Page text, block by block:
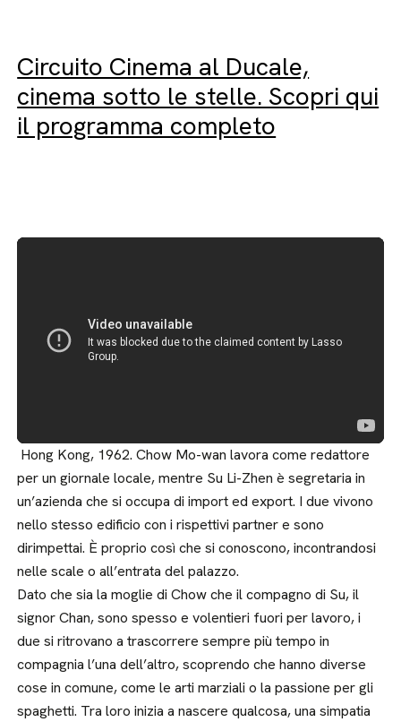
Circuito Cinema al Ducale,
cinema sotto le stelle. Scopri qui
il programma completo
Hong Kong, 1962. Chow Mo-wan lavora come redattore
per un giornale locale, mentre Su Li-Zhen è segretaria in
un’azienda che si occupa di import ed export. I due vivono
nello stesso edificio con i rispettivi partner e sono
dirimpettai. È proprio così che si conoscono, incontrandosi
nelle scale o all’entrata del palazzo.
Dato che sia la moglie di Chow che il compagno di Su, il
signor Chan, sono spesso e volentieri fuori per lavoro, i
due si ritrovano a trascorrere sempre più tempo in
compagnia l’una dell’altro, scoprendo che hanno diverse
cose in comune, come le arti marziali o la passione per gli
spaghetti. Tra loro inizia a nascere qualcosa, una simpatia